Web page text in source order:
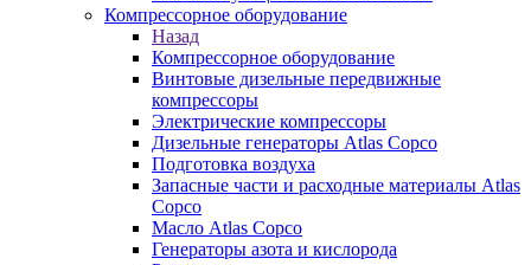
Компрессорное оборудование
Назад
Компрессорное оборудование
Винтовые дизельные передвижные
компрессоры
Электрические компрессоры
Дизельные генераторы Atlas Copco
Подготовка воздуха
Запасные части и расходные материалы Atlas
Copco
Масло Atlas Copco
Генераторы азота и кислорода